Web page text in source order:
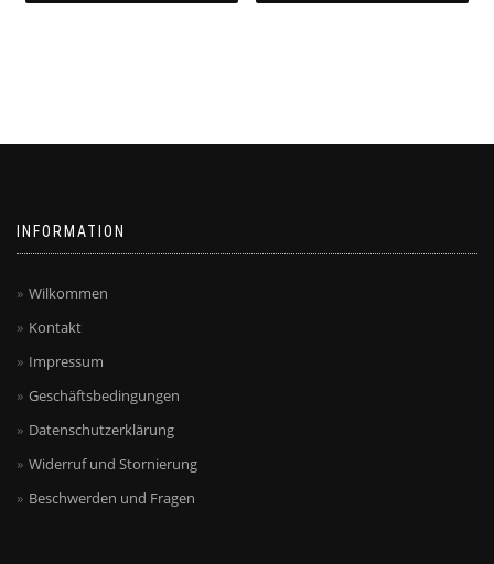
INFORMATION
Wilkommen
Kontakt
Impressum
Geschäftsbedingungen
Datenschutzerklärung
Widerruf und Stornierung
Beschwerden und Fragen